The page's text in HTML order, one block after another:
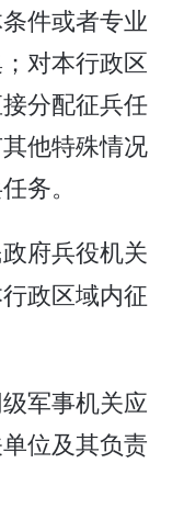
件或者专业
对本行政区
分配征兵任
他特殊情况
务。
府兵役机关
政区域内征
军事机关应
位及其负责